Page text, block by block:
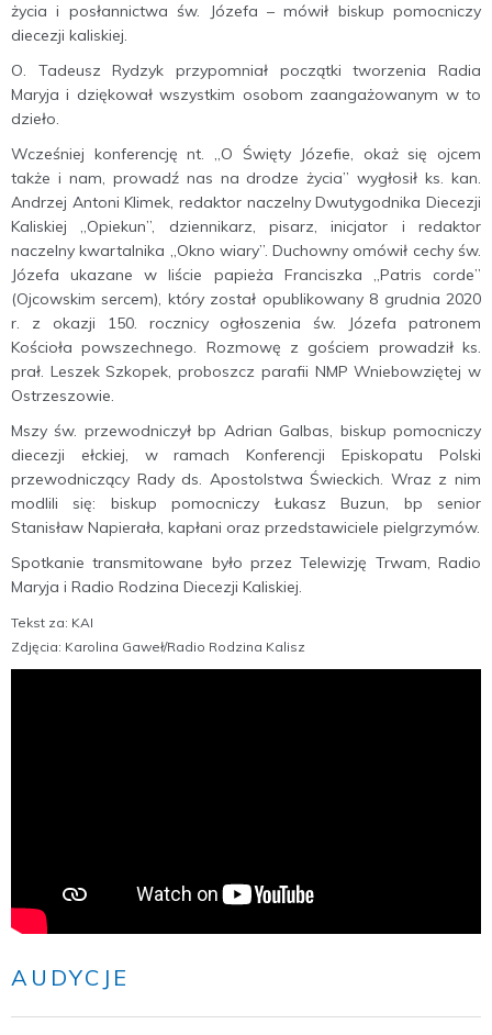
życia i posłannictwa św. Józefa – mówił biskup pomocniczy
diecezji kaliskiej.
O. Tadeusz Rydzyk przypomniał początki tworzenia Radia
Maryja i dziękował wszystkim osobom zaangażowanym w to
dzieło.
Wcześniej konferencję nt. „O Święty Józefie, okaż się ojcem
także i nam, prowadź nas na drodze życia” wygłosił ks. kan.
Andrzej Antoni Klimek, redaktor naczelny Dwutygodnika Diecezji
Kaliskiej „Opiekun”, dziennikarz, pisarz, inicjator i redaktor
naczelny kwartalnika „Okno wiary”. Duchowny omówił cechy św.
Józefa ukazane w liście papieża Franciszka „Patris corde”
(Ojcowskim sercem), który został opublikowany 8 grudnia 2020
r. z okazji 150. rocznicy ogłoszenia św. Józefa patronem
Kościoła powszechnego. Rozmowę z gościem prowadził ks.
prał. Leszek Szkopek, proboszcz parafii NMP Wniebowziętej w
Ostrzeszowie.
Mszy św. przewodniczył bp Adrian Galbas, biskup pomocniczy
diecezji ełckiej, w ramach Konferencji Episkopatu Polski
przewodniczący Rady ds. Apostolstwa Świeckich. Wraz z nim
modlili się: biskup pomocniczy Łukasz Buzun, bp senior
Stanisław Napierała, kapłani oraz przedstawiciele pielgrzymów.
Spotkanie transmitowane było przez Telewizję Trwam, Radio
Maryja i Radio Rodzina Diecezji Kaliskiej.
Tekst za: KAI
Zdjęcia: Karolina Gaweł/Radio Rodzina Kalisz
AUDYCJE